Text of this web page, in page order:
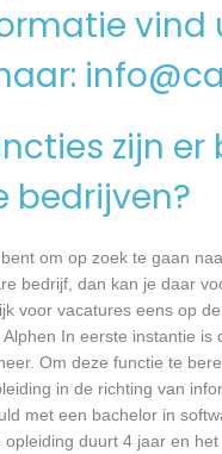
vind
zijn er
bedrijven?
om op zoek te gaan
bedrijf, dan kan je daar
voor vacatures eens op
In eerste instantie is
Om deze functie te
in de richting van
met een bachelor in
duurt 4 jaar en